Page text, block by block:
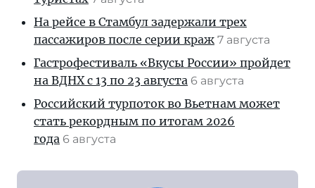
На рейсе в Стамбул задержали трех
пассажиров после серии краж 7 августа
Гастрофестиваль «Вкусы России» пройдет
на ВДНХ с 13 по 23 августа 6 августа
Российский турпоток во Вьетнам может
стать рекордным по итогам 2026
года 6 августа